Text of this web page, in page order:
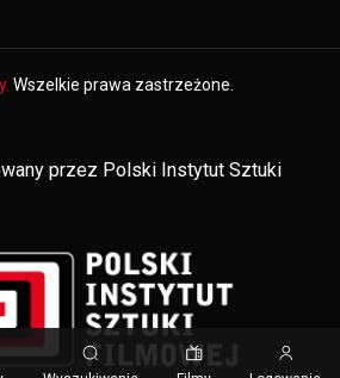
Wszelkie prawa zastrzeżone.
przez Polski Instytut Sztuki